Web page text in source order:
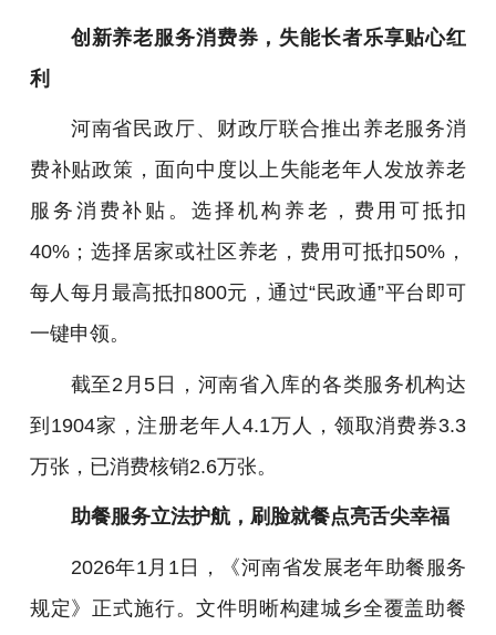
创新养老服务消费券，失能长者乐享贴心红
利
河南省民政厅、财政厅联合推出养老服务消
费补贴政策，面向中度以上失能老年人发放养老
服务消费补贴。选择机构养老，费用可抵扣
40%；选择居家或社区养老，费用可抵扣50%，
每人每月最高抵扣800元，通过“民政通”平台即可
一键申领。
截至2月5日，河南省入库的各类服务机构达
到1904家，注册老年人4.1万人，领取消费券3.3
万张，已消费核销2.6万张。
助餐服务立法护航，刷脸就餐点亮舌尖幸福
2026年1月1日，《河南省发展老年助餐服务
规定》正式施行。文件明晰构建城乡全覆盖助餐